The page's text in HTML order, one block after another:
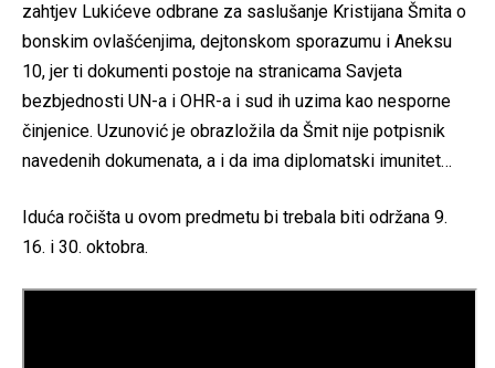
zahtjev Lukićeve odbrane za saslušanje Kristijana Šmita o
bonskim ovlašćenjima, dejtonskom sporazumu i Aneksu
10, jer ti dokumenti postoje na stranicama Savjeta
bezbjednosti UN-a i OHR-a i sud ih uzima kao nesporne
činjenice. Uzunović je obrazložila da Šmit nije potpisnik
navedenih dokumenata, a i da ima diplomatski imunitet…
Iduća ročišta u ovom predmetu bi trebala biti održana 9.
16. i 30. oktobra.